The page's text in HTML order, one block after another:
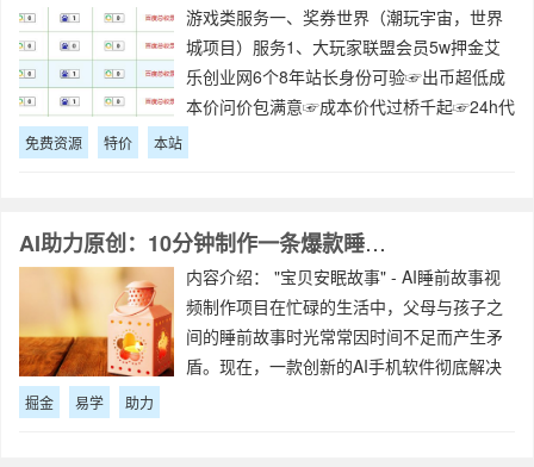
游戏类服务一、奖券世界（潮玩宇宙，世界
城项目）服务1、大玩家联盟会员5w押金艾
乐创业网6个8年站长身份可验☞出币超低成
本价问价包满意☞成本价代过桥千起☞24h代
提成全返、指导到位☞收奖卷农场垃圾设施
免费资源 特价 本站
AI助力原创：10分钟制作一条爆款睡前故事，日赚300+，简单易学，暴力掘金【揭秘】
内容介绍： "宝贝安眠故事" - AI睡前故事视
频制作项目在忙碌的生活中，父母与孩子之
间的睡前故事时光常常因时间不足而产生矛
盾。现在，一款创新的AI手机软件彻底解决
掘金 易学 助力